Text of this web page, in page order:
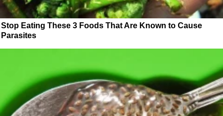
Stop Eating These 3 Foods That Are Known to Cause
Parasites